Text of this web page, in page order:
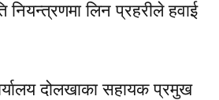
नियन्त्रणमा लिन प्रहरीले हवाई
दोलखाका सहायक प्रमुख